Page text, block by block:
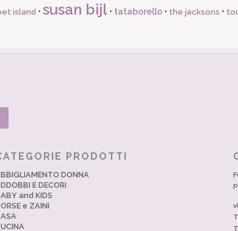
island • susan bijl • tataborello • the jacksons •
PRODOTTI
DONNA
E DECORI
and KIDS
e ZAINI